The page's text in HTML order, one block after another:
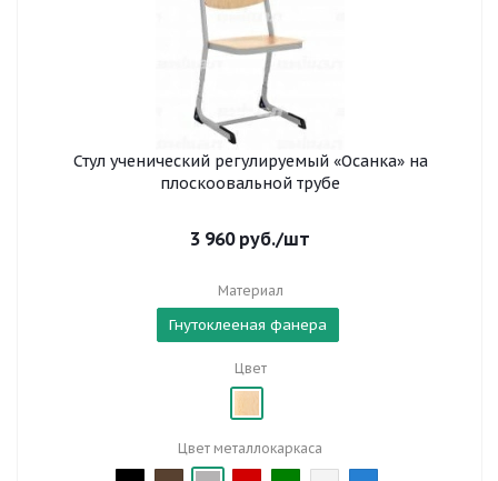
Стул ученический регулируемый «Осанка» на
плоскоовальной трубе
3 960руб./шт
Материал
Гнутоклееная фанера
Цвет
Цвет металлокаркаса